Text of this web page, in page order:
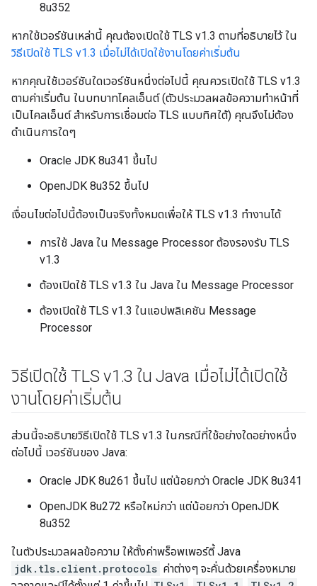
8u352
หากใช้เวอร์ชันเหล่านี้ คุณต้องเปิดใช้ TLS v1.3 ตามที่อธิบายไว้ ใน
วิธีเปิดใช้ TLS v1.3 เมื่อไม่ได้เปิดใช้งานโดยค่าเริ่มต้น
หากคุณใช้เวอร์ชันใดเวอร์ชันหนึ่งต่อไปนี้ คุณควรเปิดใช้ TLS v1.3
ตามค่าเริ่มต้น ในบทบาทไคลเอ็นต์ (ตัวประมวลผลข้อความทำหน้าที่
เป็นไคลเอ็นต์ สำหรับการเชื่อมต่อ TLS แบบทิศใต้) คุณจึงไม่ต้อง
ดำเนินการใดๆ
Oracle JDK 8u341 ขึ้นไป
OpenJDK 8u352 ขึ้นไป
เงื่อนไขต่อไปนี้ต้องเป็นจริงทั้งหมดเพื่อให้ TLS v1.3 ทำงานได้
การใช้ Java ใน Message Processor ต้องรองรับ TLS
v1.3
ต้องเปิดใช้ TLS v1.3 ใน Java ใน Message Processor
ต้องเปิดใช้ TLS v1.3 ในแอปพลิเคชัน Message
Processor
วิธีเปิดใช้ TLS v1.3 ใน Java เมื่อไม่ได้เปิดใช้
งานโดยค่าเริ่มต้น
ส่วนนี้จะอธิบายวิธีเปิดใช้ TLS v1.3 ในกรณีที่ใช้อย่างใดอย่างหนึ่ง
ต่อไปนี้ เวอร์ชันของ Java:
Oracle JDK 8u261 ขึ้นไป แต่น้อยกว่า Oracle JDK 8u341
OpenJDK 8u272 หรือใหม่กว่า แต่น้อยกว่า OpenJDK
8u352
ในตัวประมวลผลข้อความ ให้ตั้งค่าพร็อพเพอร์ตี้ Java
jdk.tls.client.protocols ค่าต่างๆ จะคั่นด้วยเครื่องหมาย